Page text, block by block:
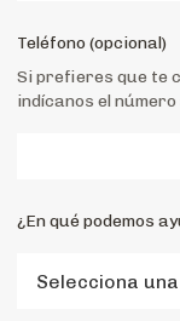
Teléfono (opcional)
Si prefieres que te
indícanos el
¿En qué podemos